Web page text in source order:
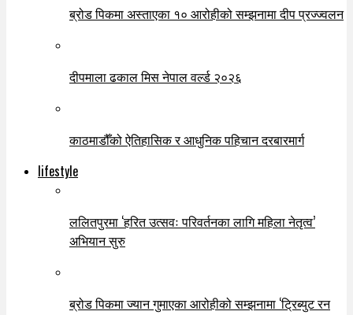
ब्रोड पिकमा अस्ताएका १० आरोहीको सम्झनामा दीप प्रज्ज्वलन
दीपमाला ढकाल मिस नेपाल वर्ल्ड २०२६
काठमाडौँको ऐतिहासिक र आधुनिक पहिचान दरबारमार्ग
lifestyle
ललितपुरमा ‘हरित उत्सवः परिवर्तनका लागि महिला नेतृत्व’
अभियान सुरु
ब्रोड पिकमा ज्यान गुमाएका आरोहीको सम्झनामा ‘ट्रिब्युट रन